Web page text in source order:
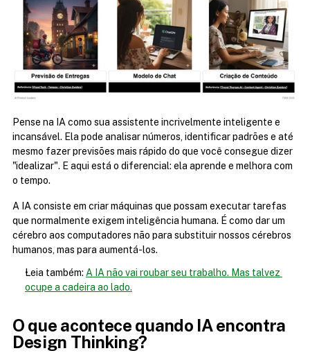
Pense na IA como sua assistente incrivelmente inteligente e
incansável. Ela pode analisar números, identificar padrões e até
mesmo fazer previsões mais rápido do que você consegue dizer
"idealizar". E aqui está o diferencial: ela aprende e melhora com
o tempo.
A IA consiste em criar máquinas que possam executar tarefas
que normalmente exigem inteligência humana. É como dar um
cérebro aos computadores não para substituir nossos cérebros
humanos, mas para aumentá-los.
Leia também: A IA não vai roubar seu trabalho. Mas talvez
ocupe a cadeira ao lado.
O que acontece quando IA encontra
Design Thinking?